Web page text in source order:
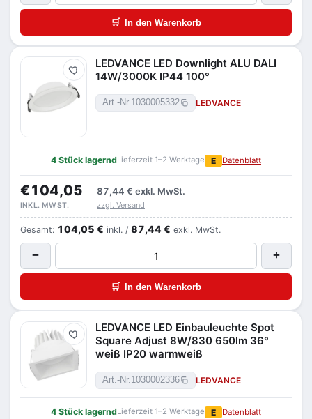
🛒 In den Warenkorb
Merken
LEDVANCE LED Downlight ALU DALI
14W/3000K IP44 100°
Art.-Nr.1030005332 LEDVANCE
4 Stück lagerndLieferzeit 1–2 Werktage E Datenblatt
€104,05 87,44 € exkl. MwSt.
INKL. MWST. zzgl. Versand
Gesamt: 104,05 € inkl. / 87,44 € exkl. MwSt.
− +
🛒 In den Warenkorb
Merken
LEDVANCE LED Einbauleuchte Spot
Square Adjust 8W/830 650lm 36°
weiß IP20 warmweiß
Art.-Nr.1030002336 LEDVANCE
4 Stück lagerndLieferzeit 1–2 Werktage E Datenblatt